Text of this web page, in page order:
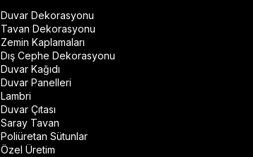
Duvar Dekorasyonu
Tavan Dekorasyonu
Zemin Kaplamaları
Dış Cephe Dekorasyonu
Duvar Kağıdı
Duvar Panelleri
Lambri
Duvar Çıtası
Saray Tavan
Poliüretan Sütunlar
Özel Üretim